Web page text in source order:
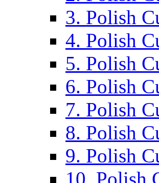
3. Polish
4. Polish
5. Polish
6. Polish
7. Polish
8. Polish
9. Polish
10. Polish